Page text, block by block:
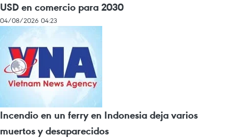
USD en comercio para 2030
04/08/2026 04:23
Incendio en un ferry en Indonesia deja varios
muertos y desaparecidos